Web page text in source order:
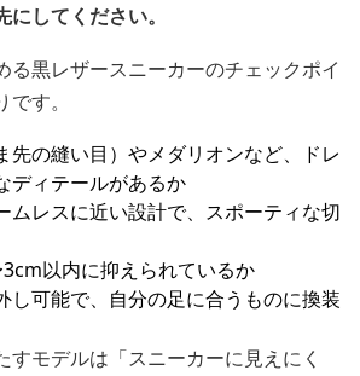
してください。
る黒レザースニーカーのチェックポイ
す。
先の縫い目）やメダリオンなど、ドレ
ディテールがあるか
ムレスに近い設計で、スポーティな切
以内に抑えられているか
し可能で、自分の足に合うものに換装
すモデルは「スニーカーに見えにく